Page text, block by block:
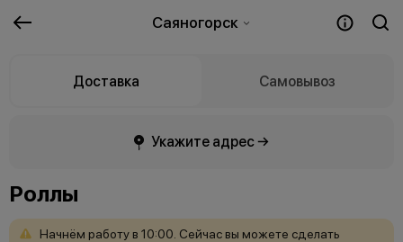
Саяногорск
Доставка Самовывоз
Укажите адрес →
Роллы
Начнём работу в 10:00. Сейчас вы можете сделать